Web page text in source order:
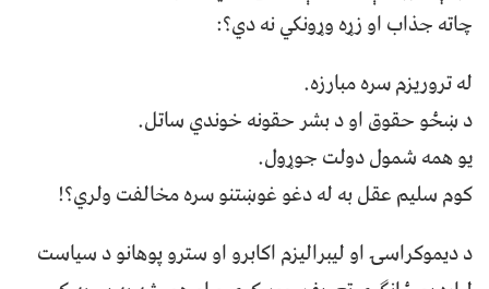
چاته جذاب او زړه وړونکي نه دي؟:
له تروريزم سره مبارزه.
د ښځو حقوق او د بشر حقونه خوندي ساتل.
يو همه شمول دولت جوړول.
کوم سليم عقل به له دغو غوښتنو سره مخالفت ولري؟!
د ديموکراسۍ او ليبراليزم اکابرو او سترو پوهانو د سياست